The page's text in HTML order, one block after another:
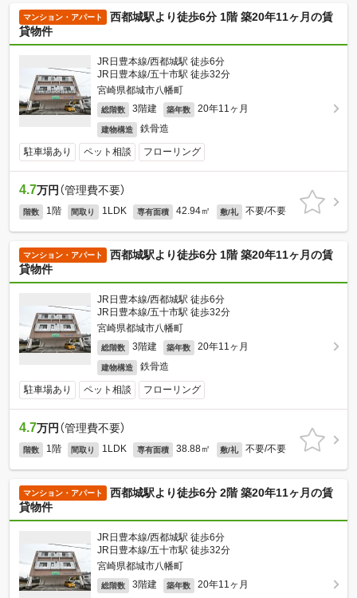
マンション・アパート
西都城駅より徒歩6分 1階 築20年11ヶ月の賃
貸物件
JR日豊本線/西都城駅 徒歩6分
JR日豊本線/五十市駅 徒歩32分
宮崎県都城市八幡町
総階数 3階建 築年数 20年11ヶ月
建物構造 鉄骨造
駐車場あり ペット相談 フローリング
4.7万円 （管理費不要）
階数 1階 間取り 1LDK 専有面積 42.94㎡ 敷/礼 不要/不要
マンション・アパート
西都城駅より徒歩6分 1階 築20年11ヶ月の賃
貸物件
JR日豊本線/西都城駅 徒歩6分
JR日豊本線/五十市駅 徒歩32分
宮崎県都城市八幡町
総階数 3階建 築年数 20年11ヶ月
建物構造 鉄骨造
駐車場あり ペット相談 フローリング
4.7万円 （管理費不要）
階数 1階 間取り 1LDK 専有面積 38.88㎡ 敷/礼 不要/不要
マンション・アパート
西都城駅より徒歩6分 2階 築20年11ヶ月の賃
貸物件
JR日豊本線/西都城駅 徒歩6分
JR日豊本線/五十市駅 徒歩32分
宮崎県都城市八幡町
総階数 3階建 築年数 20年11ヶ月